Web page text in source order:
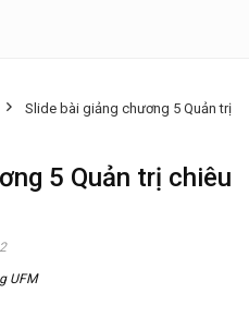
Slide bài giảng chương 5 Quản trị
5 Quản trị chiêu
UFM